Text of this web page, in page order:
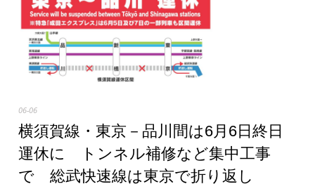
06-06
横須賀線・東京－品川間は6月6日終日
運休に トンネル補修など集中工事
で 総武快速線は東京で折り返し